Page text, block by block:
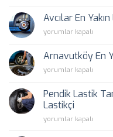
Yakın
Lastikçi
için
Avcılar En
Avcılar
Yakın
Lastikçi
için
yorumlar kapalı
Arnavutköy En
Arnavutköy
Yakın
Lastikçi
için
yorumlar kapalı
Pendik Lastik
Lastikçi
Pendik
yorumlar kapalı